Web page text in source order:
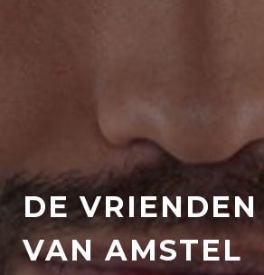
DE VRIENDEN
VAN AMSTEL